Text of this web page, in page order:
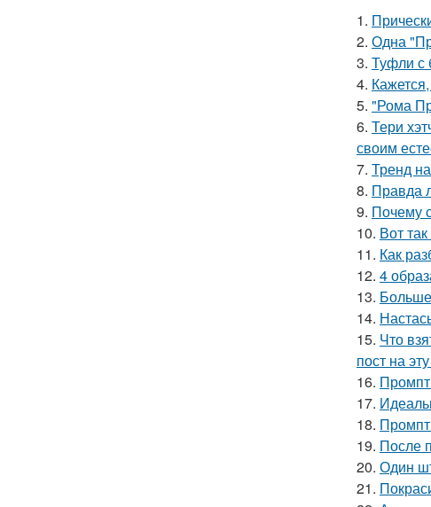
1.
2. Одна
3. Туфли с
4.
5. "Рома
6. Тери
своим
7. Тренд
8. Правда
9. Почему
10. Вот
11. Как
12. 4
13.
14.
15. Что
пост на
16.
17.
18.
19. После
20. Один
21.